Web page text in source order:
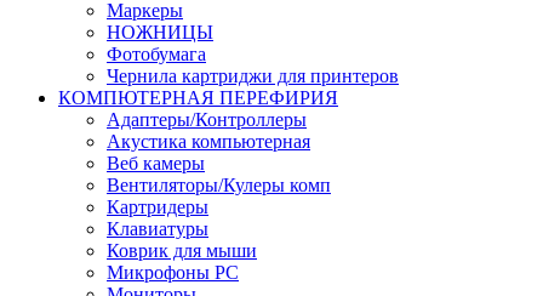
Маркеры
НОЖНИЦЫ
Фотобумага
Чернила картриджи для принтеров
КОМПЮТЕРНАЯ ПЕРЕФИРИЯ
Адаптеры/Контроллеры
Акустика компьютерная
Веб камеры
Вентиляторы/Кулеры комп
Картридеры
Клавиатуры
Коврик для мыши
Микрофоны PC